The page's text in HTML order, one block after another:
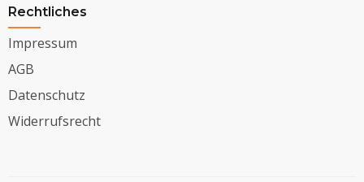
Rechtliches
Impressum
AGB
Datenschutz
Widerrufsrecht